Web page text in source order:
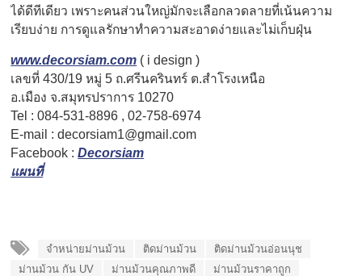
ได้ดีทีเดียว เพราะคนส่วนใหญ่มักจะเลือกลวดลายที่เน้นความ
เรียบง่าย การดูแลรักษาทำความสะอาดง่ายและไม่เก็บฝุ่น
www.decorsiam.com ( i design )
เลขที่ 430/19 หมู่ 5 ถ.ศรีนครินทร์ ต.สำโรงเหนือ
อ.เมือง จ.สมุทรปราการ 10270
Tel : 084-531-8896 , 02-758-6974
E-mail :decorsiam1@gmail.com
Facebook : Decorsiam
แผนที่
จำหน่ายม่านม้วน ติดม่านม้วน
ติดม่านม้วนอ่อนนุช
ม่านม้วน กัน UV
ม่านม้วนคุณภาพดี ม่านม้วนราคาถูก